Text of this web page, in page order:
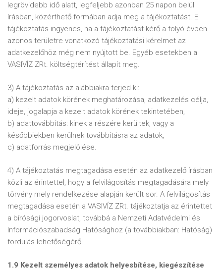
legrövidebb idő alatt, legfeljebb azonban 25 napon belül
írásban, közérthető formában adja meg a tájékoztatást. E
tájékoztatás ingyenes, ha a tájékoztatást kérő a folyó évben
azonos területre vonatkozó tájékoztatási kérelmet az
adatkezelőhöz még nem nyújtott be. Egyéb esetekben a
VASIVÍZ ZRt. költségtérítést állapít meg.
3) A tájékoztatás az alábbiakra terjed ki:
a) kezelt adatok körének meghatározása, adatkezelés célja,
ideje, jogalapja a kezelt adatok körének tekintetében,
b) adattovábbítás: kinek a részére kerültek, vagy a
későbbiekben kerülnek továbbításra az adatok,
c) adatforrás megjelölése.
4) A tájékoztatás megtagadása esetén az adatkezelő írásban
közli az érintettel, hogy a felvilágosítás megtagadására mely
törvény mely rendelkezése alapján került sor. A felvilágosítás
megtagadása esetén a VASIVÍZ ZRt. tájékoztatja az érintettet
a bírósági jogorvoslat, továbbá a Nemzeti Adatvédelmi és
Információszabadság Hatósághoz (a továbbiakban: Hatóság)
fordulás lehetőségéről.
1.9 Kezelt személyes adatok helyesbítése, kiegészítése